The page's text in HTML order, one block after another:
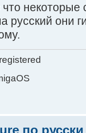
некоторые
русский они